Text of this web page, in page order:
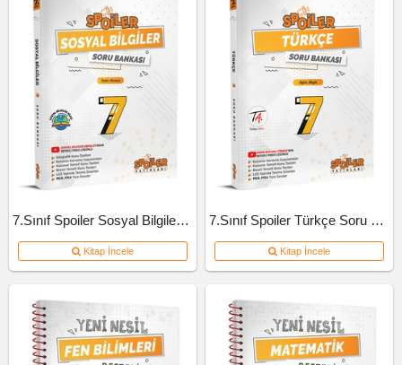
7.Sınıf Spoiler Sosyal Bilgiler Soru Bankası
Kitap İncele
7.Sınıf Spoiler Türkçe Soru Bankası
Kitap İncele